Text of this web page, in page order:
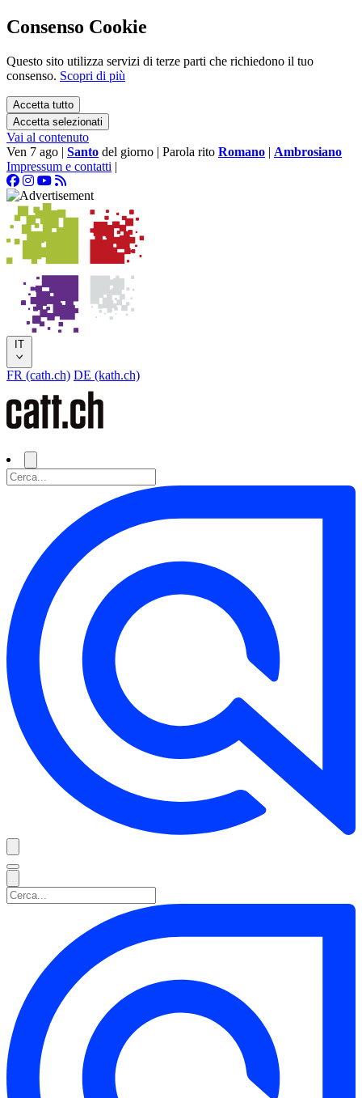
Consenso Cookie
Questo sito utilizza servizi di terze parti che richiedono il tuo
consenso. Scopri di più
Accetta tutto
Accetta selezionati
Vai al contenuto
Ven 7 ago | Santo del giorno | Parola rito Romano | Ambrosiano
Impressum e contatti |
IT
FR (cath.ch) DE (kath.ch)